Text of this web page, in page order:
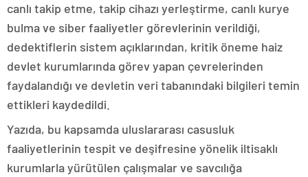
canlı takip etme, takip cihazı yerleştirme, canlı kurye
bulma ve siber faaliyetler görevlerinin verildiği,
dedektiflerin sistem açıklarından, kritik öneme haiz
devlet kurumlarında görev yapan çevrelerinden
faydalandığı ve devletin veri tabanındaki bilgileri temin
ettikleri kaydedildi.
Yazıda, bu kapsamda uluslararası casusluk
faaliyetlerinin tespit ve deşifresine yönelik iltisaklı
kurumlarla yürütülen çalışmalar ve savcılığa